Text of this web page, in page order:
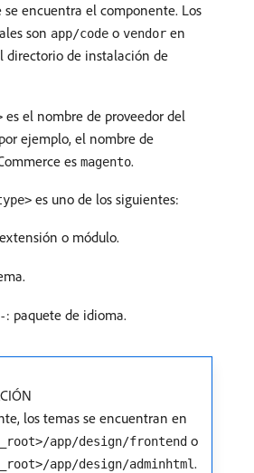
se encuentra el componente. Los
son app/code o vendor en
directorio de instalación de
es el nombre de proveedor del
ejemplo, el nombre de
es magento.
es uno de los siguientes:
o módulo.
: paquete de idioma.
los temas se encuentran en
app/design/frontend o
app/design/adminhtml.